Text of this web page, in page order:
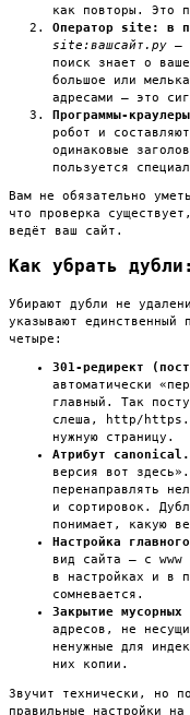
как повторы. Это
Оператор site: в
site:вашсайт.ру —
поиск знает о
большое или
адресами — это
Программы-
робот и
одинаковые
пользуется
Вам не обязательно
что проверка
ведёт ваш сайт.
Как убрать
Убирают дубли не
указывают единственный
четыре:
301-редирект
автоматически
главный. Так
слеша, http/https.
нужную страницу.
Атрибут canonical.
версия вот
перенаправлять
и сортировок.
понимает, какую
Настройка
вид сайта — с
в настройках и в
сомневается.
Закрытие мусорных
адресов, не
ненужные для
них копии.
Звучит технически, но
правильные настройки на